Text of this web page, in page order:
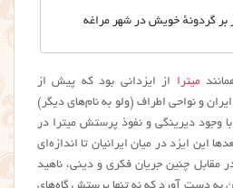
بر گردونهٔ خویش در شهر مراغه
میترا
از ایزدانی بود که پیش از
و نواحی اطراف (ولو به نام‌های دیگر)
وجود دیرینگی و نفوذ پرستش میترا در
این ایزد در میان ایرانیان تا اندازه‌ای
مقابل چنین جریان فکری و دینی، ناهید